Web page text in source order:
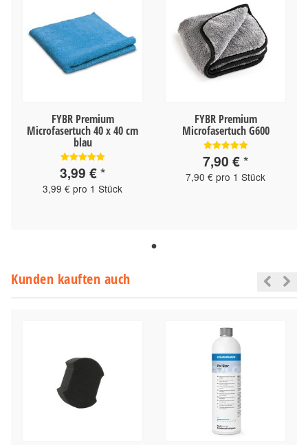
FYBR Premium
Microfasertuch 40 x 40 cm
blau
3,99 €*
3,99 € pro 1 Stück
FYBR Premium
Microfasertuch G600
7,90 €*
7,90 € pro 1 Stück
Kunden kauften auch